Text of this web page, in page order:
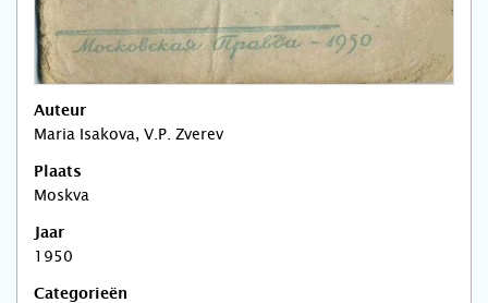
Auteur
Maria Isakova, V.P. Zverev
Plaats
Moskva
Jaar
1950
Categorieën